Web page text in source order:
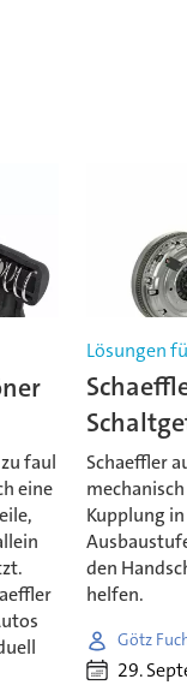
faul
eine
Lösungen
Schaeffler
Kupplung
den
helfen.
Götz
29.